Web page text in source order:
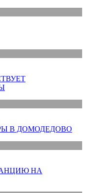
В ДОМОДЕДОВО
НА